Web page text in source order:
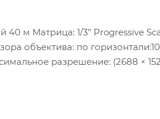
м Матрица: 1/3’’ Progressive
объектива: по